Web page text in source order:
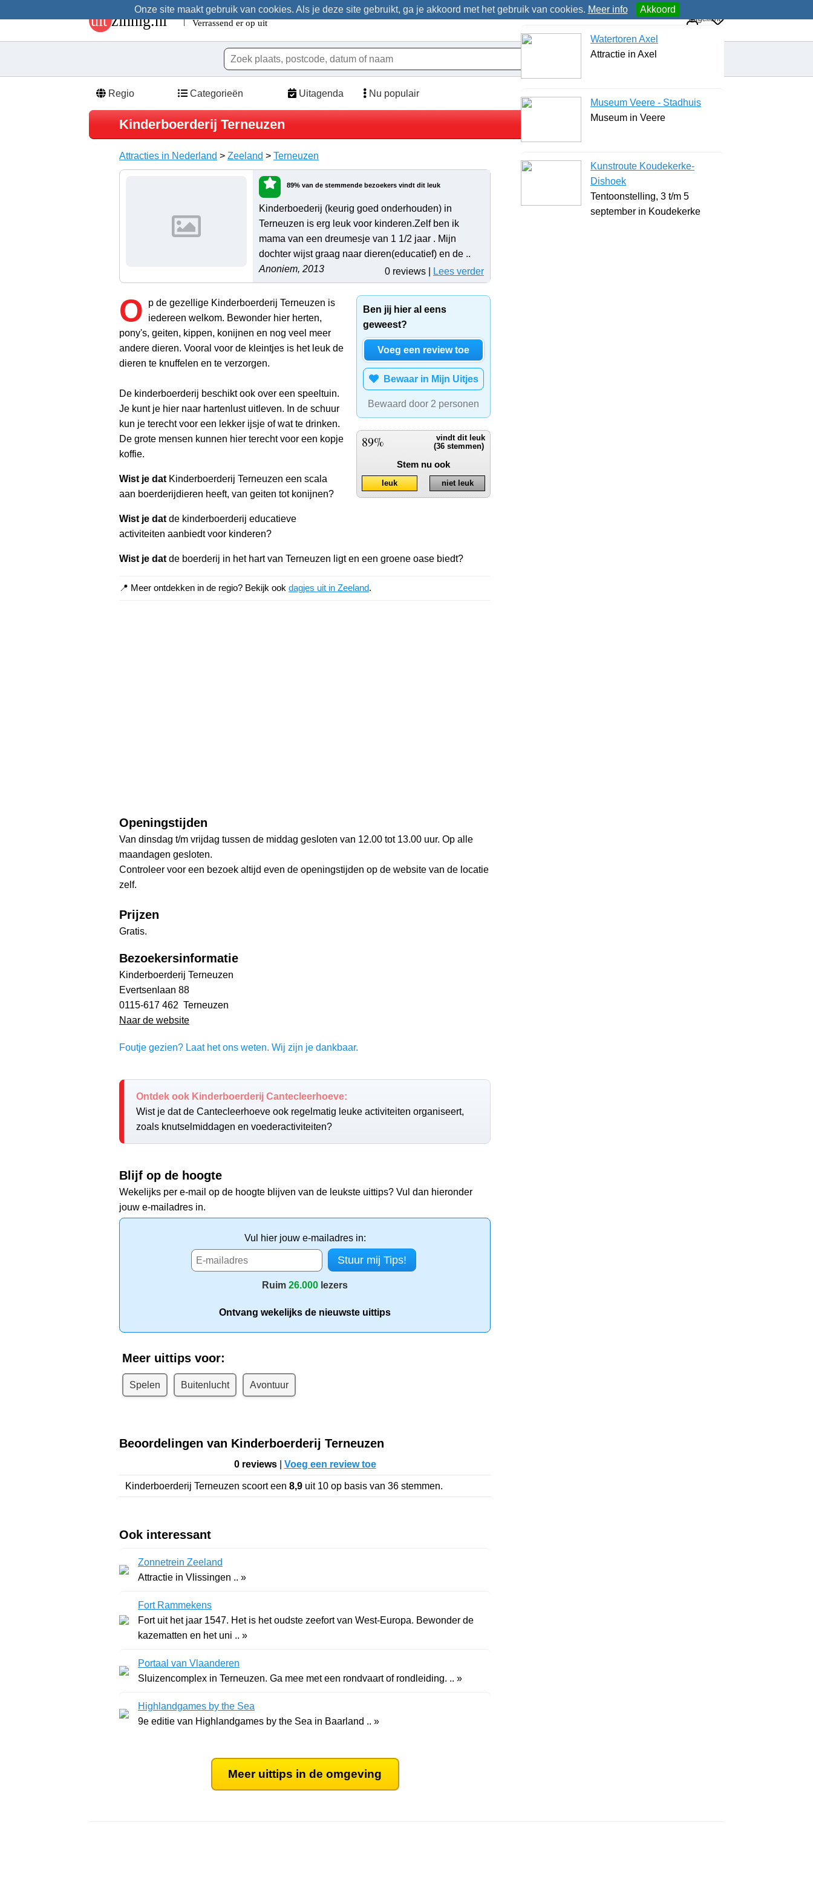
Onze site maakt gebruik van cookies. Als je deze site gebruikt, ga je akkoord met het gebruik van cookies. Meer info Akkoord
Regio Categorieën Uitagenda Nu populair
Kinderboerderij Terneuzen
Attracties in Nederland > Zeeland > Terneuzen
89% van de stemmende bezoekers vindt dit leuk
Kinderboederij (keurig goed onderhouden) in
Terneuzen is erg leuk voor kinderen.Zelf ben ik
mama van een dreumesje van 1 1/2 jaar . Mijn
dochter wijst graag naar dieren(educatief) en de ..
Anoniem, 2013
0 reviews | Lees verder
Ben jij hier al eens
geweest?
Voeg een review toe
Bewaar in Mijn Uitjes
Bewaard door 2 personen
vindt dit leuk
(36 stemmen)
89%
Stem nu ook
leuk niet leuk
O
p de gezellige Kinderboerderij Terneuzen is
iedereen welkom. Bewonder hier herten,
pony's, geiten, kippen, konijnen en nog veel meer
andere dieren. Vooral voor de kleintjes is het leuk de
dieren te knuffelen en te verzorgen.
De kinderboerderij beschikt ook over een speeltuin.
Je kunt je hier naar hartenlust uitleven. In de schuur
kun je terecht voor een lekker ijsje of wat te drinken.
De grote mensen kunnen hier terecht voor een kopje
koffie.
Wist je dat Kinderboerderij Terneuzen een scala
aan boerderijdieren heeft, van geiten tot konijnen?
Wist je dat de kinderboerderij educatieve
activiteiten aanbiedt voor kinderen?
Wist je dat de boerderij in het hart van Terneuzen ligt en een groene oase biedt?
📍 Meer ontdekken in de regio? Bekijk ook dagjes uit in Zeeland.
Openingstijden
Van dinsdag t/m vrijdag tussen de middag gesloten van 12.00 tot 13.00 uur. Op alle
maandagen gesloten.
Controleer voor een bezoek altijd even de openingstijden op de website van de locatie
zelf.
Prijzen
Gratis.
Bezoekersinformatie
Kinderboerderij Terneuzen
Evertsenlaan 88
0115-617 462 Terneuzen
Naar de website
Foutje gezien? Laat het ons weten. Wij zijn je dankbaar.
Ontdek ook Kinderboerderij Cantecleerhoeve:
Wist je dat de Cantecleerhoeve ook regelmatig leuke activiteiten organiseert,
zoals knutselmiddagen en voederactiviteiten?
Blijf op de hoogte
Wekelijks per e-mail op de hoogte blijven van de leukste uittips? Vul dan hieronder
jouw e-mailadres in.
Vul hier jouw e-mailadres in:
Ruim 26.000 lezers
Ontvang wekelijks de nieuwste uittips
Meer uittips voor:
Spelen Buitenlucht Avontuur
Beoordelingen van Kinderboerderij Terneuzen
0 reviews| Voeg een review toe
Kinderboerderij Terneuzen scoort een 8,9 uit 10 op basis van 36 stemmen.
Ook interessant
Zonnetrein Zeeland
Attractie in Vlissingen .. »
Fort Rammekens
Fort uit het jaar 1547. Het is het oudste zeefort van West-Europa. Bewonder de
kazematten en het uni .. »
Portaal van Vlaanderen
Sluizencomplex in Terneuzen. Ga mee met een rondvaart of rondleiding. .. »
Highlandgames by the Sea
9e editie van Highlandgames by the Sea in Baarland .. »
Meer uittips in de omgeving
Uitgelicht
Watertoren Axel
Attractie in Axel
Museum Veere - Stadhuis
Museum in Veere
Kunstroute Koudekerke-
Dishoek
Tentoonstelling, 3 t/m 5
september in Koudekerke